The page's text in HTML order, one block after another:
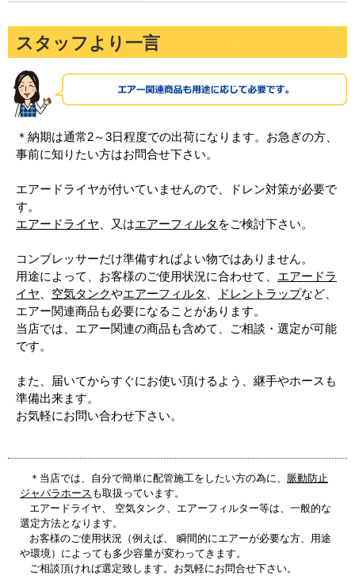
スタッフより一言
＊納期は通常2～3日程度での出荷になります。お急ぎの方、
事前に知りたい方はお問合せ下さい。
エアードライヤが付いていませんので、ドレン対策が必要で
す。
エアードライヤ 、又はエアーフィルタ をご検討下さい。
コンプレッサーだけ準備すればよい物ではありません。
用途によって、お客様のご使用状況に合わせて、 エアードラ
イヤ
空気タンクやエアーフィルタ ドレントラップなど、
エアー関連商品も必要になることがあります。
当店では、エアー関連の商品も含めて、ご相談・選定が可能
です。
また、届いてからすぐにお使い頂けるよう、継手やホースも
準備出来ます。
お気軽にお問い合わせ下さい。
＊当店では、自分で簡単に配管施工をしたい方の為に、
脈動防止
ジャバラホース も取扱っています。
エアードライヤ、 空気タンク、エアーフィルター等は、一般的な
選定方法となります。
お客様のご使用状況（例えば、 瞬間的にエアーが必要な方、用途
や環境）によっても多少容量が変わってきます。
ご相談頂ければ選定致します。お気軽にお問合せ下さい。